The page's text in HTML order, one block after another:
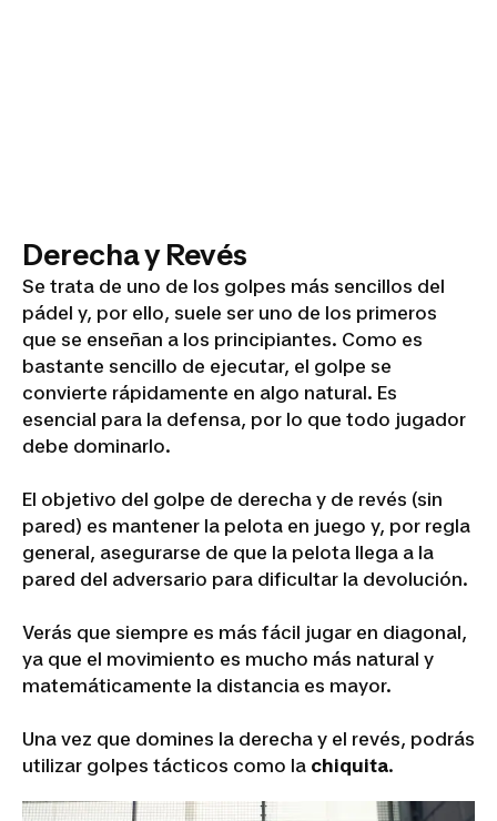
Derecha y Revés
Se trata de uno de los golpes más sencillos del
pádel y, por ello, suele ser uno de los primeros
que se enseñan a los principiantes. Como es
bastante sencillo de ejecutar, el golpe se
convierte rápidamente en algo natural. Es
esencial para la defensa, por lo que todo jugador
debe dominarlo.
El objetivo del golpe de derecha y de revés (sin
pared) es mantener la pelota en juego y, por regla
general, asegurarse de que la pelota llega a la
pared del adversario para dificultar la devolución.
Verás que siempre es más fácil jugar en diagonal,
ya que el movimiento es mucho más natural y
matemáticamente la distancia es mayor.
Una vez que domines la derecha y el revés, podrás
utilizar golpes tácticos como la chiquita.